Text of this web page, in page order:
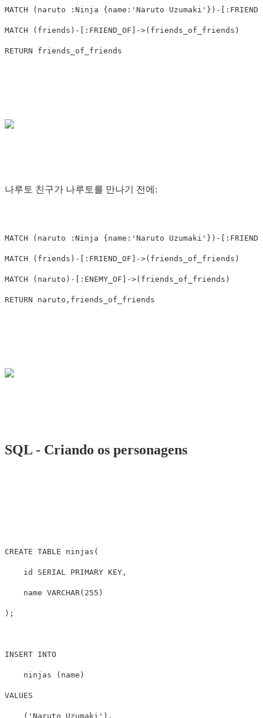
MATCH ( naruto :Ninja { name: 'Naruto Uzumaki' }) -
MATCH ( friends ) - :FRIEND_OF ->( friends_of_friends )
RETURN friends_of_friends
나루토 친구가 나루토를 만나기 전에:
MATCH ( naruto :Ninja { name: 'Naruto Uzumaki' }) -
MATCH ( friends ) - :FRIEND_OF ->( friends_of_friends )
MATCH ( naruto ) - :ENEMY_OF ->( friends_of_friends )
RETURN naruto , friends_of_friends
SQL - Criando os personagens
CREATE TABLE ninjas (
id SERIAL PRIMARY KEY ,
name VARCHAR( 255 )
);
INSERT INTO
ninjas ( name )
VALUES
( 'Naruto Uzumaki' ),